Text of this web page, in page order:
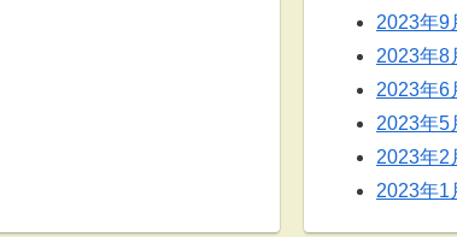
2023年9
2023年8
2023年6
2023年5
2023年2
2023年1